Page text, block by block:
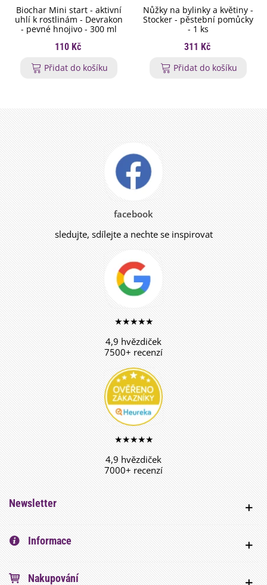
Biochar Mini start - aktivní
uhlí k rostlinám - Devrakon
- pevné hnojivo - 300 ml
110 Kč
Přidat do košíku
Nůžky na bylinky a květiny -
Stocker - pěstební pomůcky
- 1 ks
311 Kč
Přidat do košíku
facebook
sledujte, sdílejte a nechte se inspirovat
★★★★★
4,9 hvězdiček
7500+ recenzí
★★★★★
4,9 hvězdiček
7000+ recenzí
Newsletter
Informace
Nakupování